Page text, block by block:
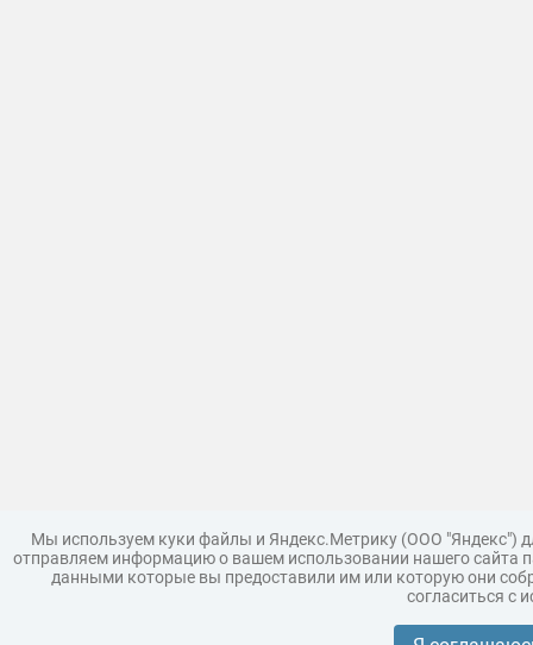
Поддержка
Царь 3D
Мы используем куки файлы и Яндекс.Метрику (ООО "Яндекс")
отправляем информацию о вашем использовании нашего сайта
данными которые вы предоставили им или которую они
согласиться с